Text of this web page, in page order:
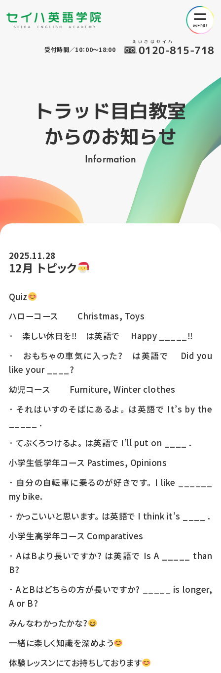
えいごはセイハ
0120-815-718
受付時間／10：00～18:00
トラッド目白教室
からのお知らせ
Information
2025.11.28
12月 トピック
Quiz
ハローコース Christmas, Toys
· 楽しい休日を‼ は英語で Happy _____‼
· おもちゃの車気に入った? は英語で Did you
like your ____?
幼児コース Furniture, Winter clothes
· それはいすのそばにあるよ。 は英語で It’s by the
_____ .
· てぶくろつけるよ。 は英語で I’ll put on ____ .
小学生低学年コース Pastimes, Opinions
· 自分の自転車に乗るのが好きです。 I like ______
my bike.
· かっこいいと思います。 は英語で I think it’s ____ .
小学生高学年コース Comparatives
· AはBより長いですか? は英語で Is A _____ than
B?
· AとBはどちらの方が長いですか? _____ is longer,
A or B?
みんなわかったかな?
一緒に楽しく知識を深めよう
体験レッスンにてお持ちしております